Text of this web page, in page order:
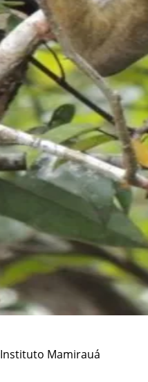
Mamirauá